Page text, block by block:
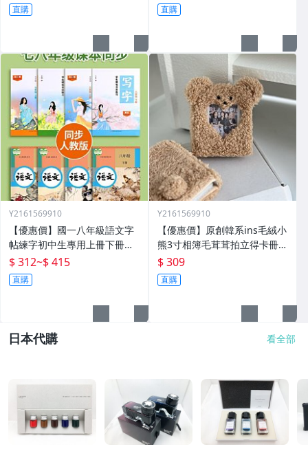
直購 直購
Y2161569910
【優惠價】國一八年級語文字
帖練字初中生專用上冊下冊同
步人教版練字帖九年級衡水體
鋼筆正楷楷體初一每日一練中
學生中文臨摹硬筆書
$ 312~$ 415
直購
Y2161569910
【優惠價】原創韓系ins毛絨小
熊3寸相簿毛茸茸拍立得卡冊專
輯小卡追星收納冊
$ 309
直購
日本代購 看全部